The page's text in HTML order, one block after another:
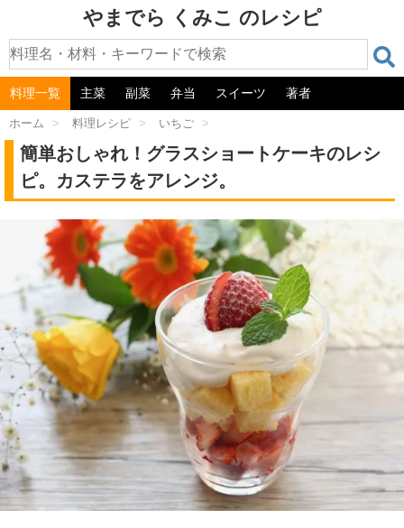
やまでら くみこ のレシピ
料理一覧 主菜 副菜 弁当 スイーツ 著者
ホーム > 料理レシピ > いちご >
簡単おしゃれ！グラスショートケーキのレシ
ピ。カステラをアレンジ。